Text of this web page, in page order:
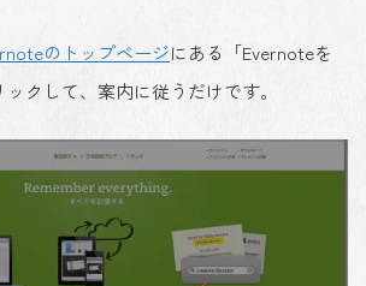
のトップページにある「Evernoteを
クして、案内に従うだけです。